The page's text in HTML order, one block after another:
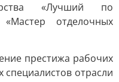
«Лучший по
отделочных
престижа рабочих
отрасли